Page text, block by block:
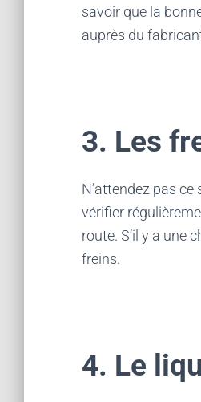
savoir que la
auprès du
3. Les
N’attendez pas
vérifier
route. S’il y a une
freins.
4. Le